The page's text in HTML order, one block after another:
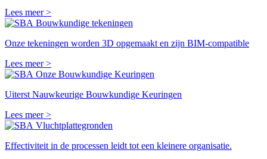
Lees meer >
Bouwkundige tekeningen
Onze tekeningen worden 3D opgemaakt en zijn BIM-compatible
Lees meer >
Onze Bouwkundige Keuringen
Uiterst Nauwkeurige Bouwkundige Keuringen
Lees meer >
Vluchtplattegronden
Effectiviteit in de processen leidt tot een kleinere organisatie.